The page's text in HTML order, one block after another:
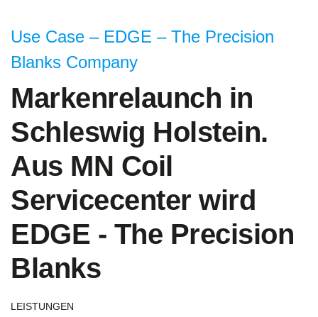
Use Case – EDGE – The Precision
Blanks Company
Markenrelaunch in
Schleswig Holstein.
Aus MN Coil
Servicecenter wird
EDGE - The Precision
Blanks
LEISTUNGEN